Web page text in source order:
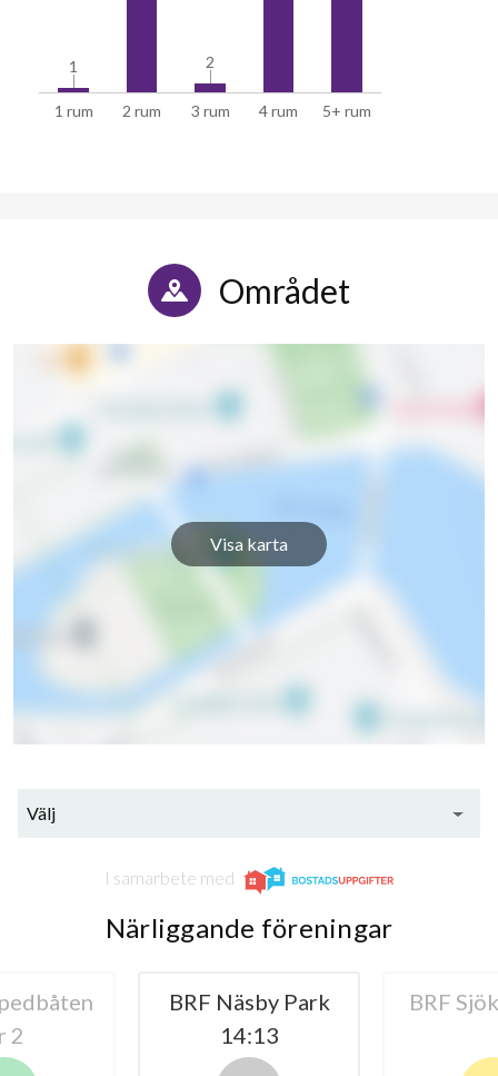
1 rum 2 rum 3 rum 4 rum 5+ rum
11 2
2
Området
Visa karta
Välj
I samarbete med
Närliggande föreningar
2
BRF Näsby Park
14:13
BRF